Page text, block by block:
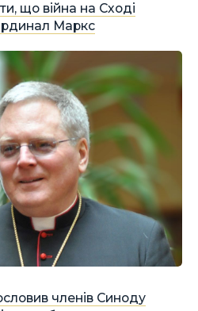
що війна на Сході
Маркс
членів Синоду